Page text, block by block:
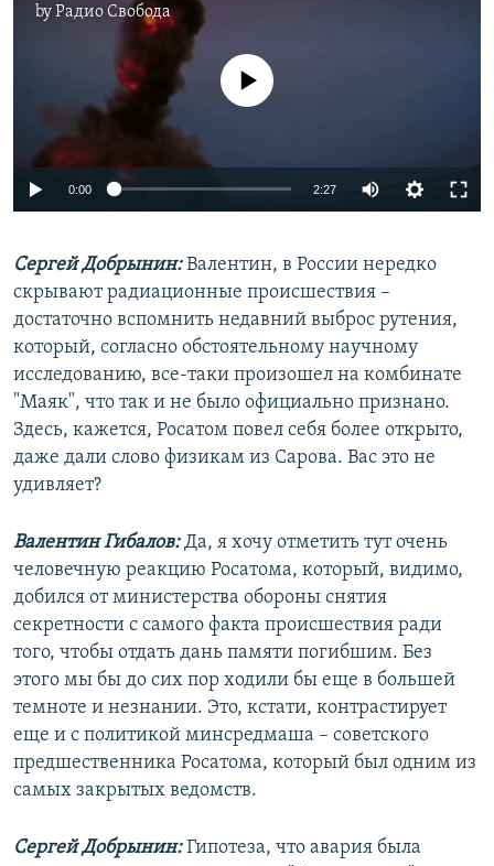
byРадио Свобода
No media source currently available
0:00 2:27
Сергей Добрынин:Валентин, в России нередко
скрывают радиационные происшествия –
достаточно вспомнить недавний выброс рутения,
который, согласно обстоятельному научному
исследованию, все-таки произошел на комбинате
"Маяк", что так и не было официально признано.
Здесь, кажется, Росатом повел себя более открыто,
даже дали слово физикам из Сарова. Вас это не
удивляет?
Валентин Гибалов:Да, я хочу отметить тут очень
человечную реакцию Росатома, который, видимо,
добился от министерства обороны снятия
секретности с самого факта происшествия ради
того, чтобы отдать дань памяти погибшим. Без
этого мы бы до сих пор ходили бы еще в большей
темноте и незнании. Это, кстати, контрастирует
еще и с политикой минсредмаша – советского
предшественника Росатома, который был одним из
самых закрытых ведомств.
Сергей Добрынин:Гипотеза, что авария была